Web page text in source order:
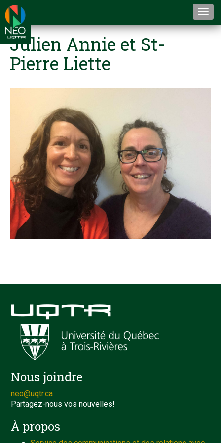
Julien Annie et St-
Pierre Liette
Nous joindre
neo@uqtr.ca
Partagez-nous vos nouvelles!
À propos